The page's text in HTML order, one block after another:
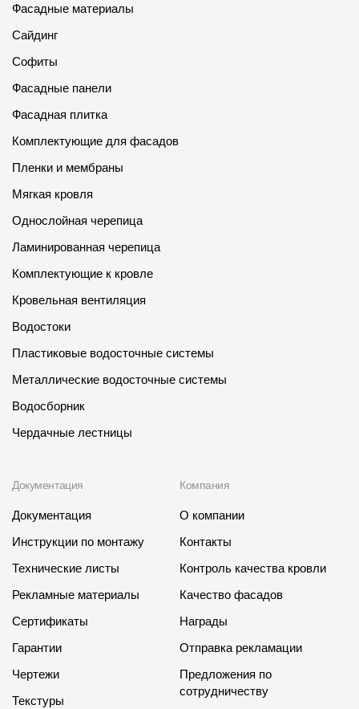
Фасадные материалы
Сайдинг
Софиты
Фасадные панели
Фасадная плитка
Комплектующие для фасадов
Пленки и мембраны
Мягкая кровля
Однослойная черепица
Ламинированная черепица
Комплектующие к кровле
Кровельная вентиляция
Водостоки
Пластиковые водосточные системы
Металлические водосточные системы
Водосборник
Чердачные лестницы
Документация
Документация
Инструкции по монтажу
Технические листы
Рекламные материалы
Сертификаты
Гарантии
Чертежи
Текстуры
Компания
О компании
Контакты
Контроль качества кровли
Качество фасадов
Награды
Отправка рекламации
Предложения по
сотрудничеству